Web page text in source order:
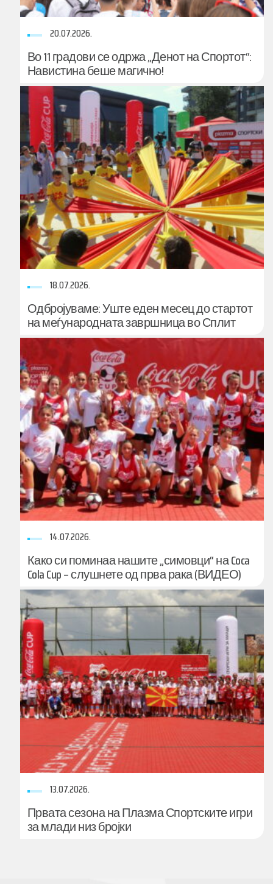
20.07.2026.
Во 11 градови се одржа „Денот на Спортот“:
Навистина беше магично!
18.07.2026.
Одбројуваме: Уште еден месец до стартот
на меѓународната завршница во Сплит
14.07.2026.
Како си поминаа нашите „симовци“ на Coca
Cola Cup – слушнете од прва рака (ВИДЕО)
13.07.2026.
Првата сезона на Плазма Спортските игри
за млади низ бројки